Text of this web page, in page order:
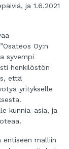
ja 1.6.2021
Oy:n
syvempi
henkilöstön
että
yritykselle
kunnia-asia, ja
entiseen malliin